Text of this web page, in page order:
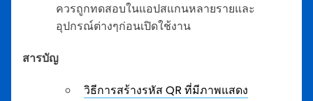
ควรถูกทดสอบในแอปสแกนหลายรายและ
อุปกรณ์ต่างๆก่อนเปิดใช้งาน
สารบัญ
วิธีการสร้างรหัส QR ที่มีภาพแสดง